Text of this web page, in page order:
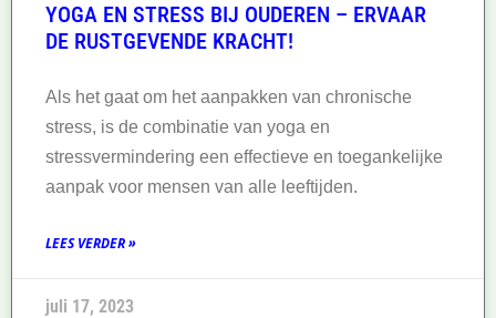
YOGA EN STRESS BIJ OUDEREN – ERVAAR
DE RUSTGEVENDE KRACHT!
Als het gaat om het aanpakken van chronische
stress, is de combinatie van yoga en
stressvermindering een effectieve en toegankelijke
aanpak voor mensen van alle leeftijden.
LEES VERDER »
juli 17, 2023